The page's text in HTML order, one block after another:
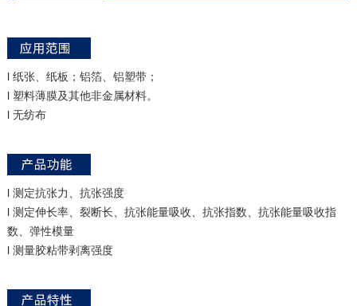
l 纸张、纸板；铝箔、铝塑带；
l 塑料薄膜及其他非金属材料。
l 无纺布
l 测定抗张力、抗张强度
l 测定伸长率、裂断长、抗张能量吸收、抗张指数、抗张能量吸收指
数、弹性模量
l 测量胶粘带剥离强度